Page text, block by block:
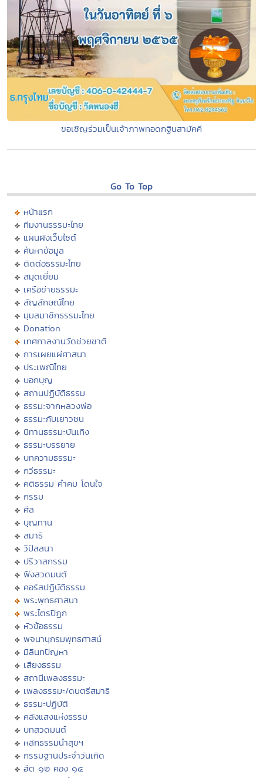
ขอเชิญร่วมเป็นเจ้าภาพทอดกฐินสามัคคี
Go To Top
หน้าแรก
ทีมงานธรรมะไทย
แผนผังเว็บไซต์
ค้นหาข้อมูล
ติดต่อธรรมะไทย
สมุดเยี่ยม
เครือข่ายธรรมะ
สัญลักษณ์ไทย
มุมสมาชิกธรรมะไทย
Donation
เทศกาลงานวัดช่วยชาติ
การเผยแผ่ศาสนา
ประเพณีไทย
บอกบุญ
สถานปฏิบัติธรรม
ธรรมะจากหลวงพ่อ
ธรรมะกับเยาวชน
นิทานธรรมะบันเทิง
ธรรมะบรรยาย
บทความธรรมะ
กวีธรรมะ
คติธรรม คำคม โดนใจ
กรรม
ศีล
บุญทาน
สมาธิ
วิปัสสนา
ปริวาสกรรม
ฟังสวดมนต์
คอร์สปฏิบัติธรรม
พระพุทธศาสนา
พระไตรปิฏก
หัวข้อธรรม
พจนานุกรมพุทธศาสน์
มิลินทปัญหา
เสียงธรรม
สถานีเพลงธรรมะ
เพลงธรรมะ/ดนตรีสมาธิ
ธรรมะปฏิบัติ
คลังแสงแห่งธรรม
บทสวดมนต์
หลักธรรมนำสุขฯ
กรรมฐานประจำวันเกิด
ฮีต ๑๒ คอง ๑๔